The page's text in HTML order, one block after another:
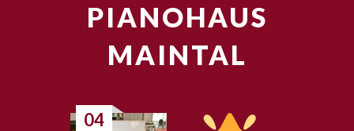
PIANOHAUS
MAINTAL
04